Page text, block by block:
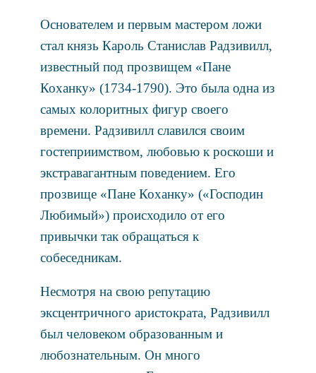
Основателем и первым мастером ложи
стал князь Кароль Станислав Радзивилл,
известный под прозвищем «Пане
Коханку» (1734-1790). Это была одна из
самых колоритных фигур своего
времени. Радзивилл славился своим
гостеприимством, любовью к роскоши и
экстравагантным поведением. Его
прозвище «Пане Коханку» («Господин
Любимый») происходило от его
привычки так обращаться к
собеседникам.
Несмотря на свою репутацию
эксцентричного аристократа, Радзивилл
был человеком образованным и
любознательным. Он много